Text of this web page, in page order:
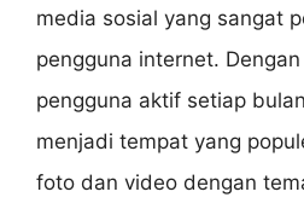
media sosial yang sangat
pengguna internet.
pengguna aktif setiap
menjadi tempat yang
foto dan video dengan